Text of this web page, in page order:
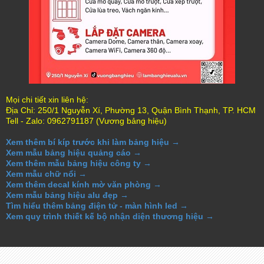
Mọi chi tiết xin liên hệ:
Địa Chỉ: 250/1 Nguyễn Xí, Phường 13, Quận Bình Thạnh, TP. HCM
Tell - Zalo: 0962791187 (Vương bảng hiệu)
Xem thêm bí kíp trước khi làm bảng hiệu →
Xem mẫu bảng hiệu quảng cáo →
Xem thêm mẫu bảng hiệu công ty →
Xem mẫu chữ nổi →
Xem thêm decal kính mờ văn phòng →
Xem mẫu bảng hiệu alu đẹp →
Tìm hiểu thêm bảng điện tử - màn hình led →
Xem quy trình thiết kế bộ nhận diện thương hiệu →